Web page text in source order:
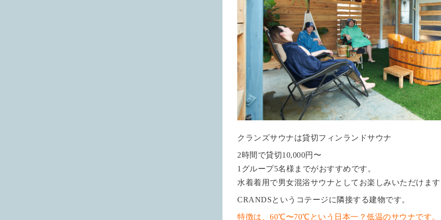
クランズサウナは貸切フィンランドサウナ
2時間で貸切10,000円〜
1グループ5名様までがおすすめです。
水着着用で男女混浴サウナとしてお楽しみいただけま
CRANDSというコテージに隣接する建物です。
特徴は、60℃〜70℃という日本一？低温のサウナです。